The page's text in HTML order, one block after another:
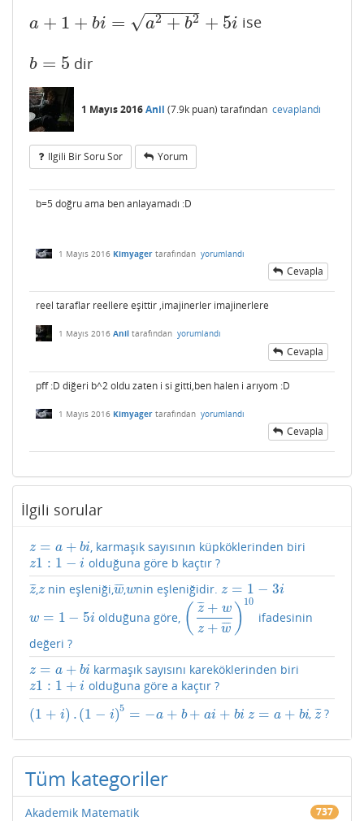
a + 1 + bi = a2 + b2
− −
−−−−
√ + 5i
a+1+ b =a 2+ b2 +5i ise
b = 5
b =5 dir
1 Mayıs 2016Anil (7.9k puan) tarafından cevaplandı
Ilgili Bir Soru Sor Yorum
b=5 doğru ama ben anlayamadı :D
1 Mayıs 2016 Kimyager tarafından yorumlandı
Cevapla
reel taraflar reellere eşittir ,imajinerler imajinerlere
1 Mayıs 2016 Anil tarafından yorumlandı
Cevapla
pff :D diğeri b^2 oldu zaten i si gitti,ben halen i arıyom :D
1 Mayıs 2016 Kimyager tarafından yorumlandı
Cevapla
İlgili sorular
z = a + bi
z=a+ bi , karmaşık sayısının küpköklerinden biri
z1 : 1 − i
z1: 1 −i olduğuna göre b kaçtır ?
z
¯¯
¯
z¯
,z
z nin eşleniği,w
¯¯
¯¯
w¯
,w
wnin eşleniğidir.z = 1 − 3i
z=1− 3i
w = 1 − 5i
w=1− 5i olduğuna göre, ( z
¯¯
¯ + w
z + w
¯¯
¯¯ ) 10
(z ¯+wz+w ¯)
ifadesinin
değeri ?
z = a + bi
z=a+ bi karmaşık sayısını kareköklerinden biri
z1 : 1 + i
z1: 1 +i olduğuna göre a kaçtır ?
(1 + i) .(1 − i)5 = −a + b + ai + bi
(1+ i).( 1− i) 5= −a+b+ ai+ bi z = a + bi
z=a+ bi , z
¯¯
¯
z¯
?
Tüm kategoriler
Akademik Matematik 737